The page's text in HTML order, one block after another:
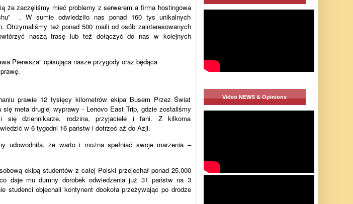
że zaczęliśmy mieć problemy z serwerem a firma hostingowa
. W sumie odwiedziło nas ponad 160 tys unikalnych
Otrzymaliśmy też ponad 500 maili od osób zainteresowanych
naszą trasę lub też dołączyć do nas w kolejnych
Pierwsza" opisująca nasze przygody oraz będąca
prawie 12 tysięcy kilometrów ekipa Busem Przez Świat
meta drugiej wyprawy - Lenovo East Trip, gdzie zostaliśmy
się dziennikarze, rodzina, przyjaciele i fani. Z kilkoma
w 6 tygodni 16 państw i dotrzeć aż do Azji.
udowodniła, że warto i można spełniać swoje marzenia –
ekipą studentów z całej Polski przejechał ponad 25.000
daje mu dumny dorobek odwiedzenia już 31 państw na 3
studenci objechali kontynent dookoła przeżywając po drodze
Video NEWS & Opinions